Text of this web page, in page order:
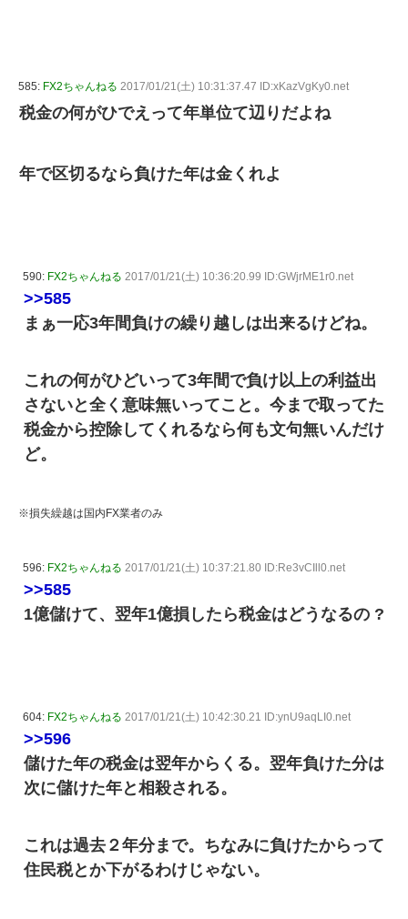
585: FX2ちゃんねる 2017/01/21(土) 10:31:37.47 ID:xKazVgKy0.net
税金の何がひでえって年単位て辺りだよね
年で区切るなら負けた年は金くれよ
590: FX2ちゃんねる 2017/01/21(土) 10:36:20.99 ID:GWjrME1r0.net
>>585
まぁ一応3年間負けの繰り越しは出来るけどね。
これの何がひどいって3年間で負け以上の利益出
さないと全く意味無いってこと。今まで取ってた
税金から控除してくれるなら何も文句無いんだけ
ど。
※損失繰越は国内FX業者のみ
596: FX2ちゃんねる 2017/01/21(土) 10:37:21.80 ID:Re3vCIll0.net
>>585
1億儲けて、翌年1億損したら税金はどうなるの ?
604: FX2ちゃんねる 2017/01/21(土) 10:42:30.21 ID:ynU9aqLI0.net
>>596
儲けた年の税金は翌年からくる。翌年負けた分は
次に儲けた年と相殺される。
これは過去２年分まで。ちなみに負けたからって
住民税とか下がるわけじゃない。